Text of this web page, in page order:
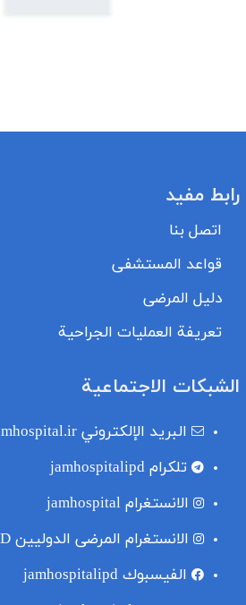
رابط مفيد
اتصل بنا
قواعد المستشفى
دليل المرضى
تعريفة العمليات الجراحية
الشبكات الاجتماعية
البريد الإلكتروني ipd@jamhospital.ir
تلکرام jamhospitalipd
الانستغرام jamhospital
الانستغرام المرضى الدوليين jamhospitalIPD
الفيسبوك jamhospitalipd